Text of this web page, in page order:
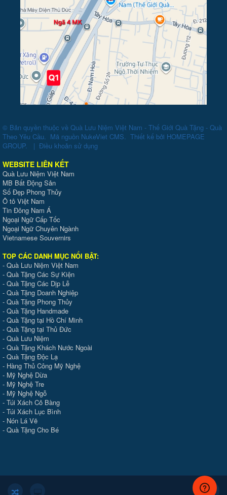
© Bản quyền thuộc về Quà Lưu Niệm Việt Nam - Thế Giới Quà Tặng - Quà
Theo Yêu Cầu. Mã nguồn NukeViet CMS. Thiết kế bởi HOMEPAGE
GROUP. | Điều khoản sử dụng
WEBSITE LIÊN KẾT
Quà Lưu Niệm Việt Nam
MB Bất Động Sản
Số Đẹp Phong Thủy
Ô tô Việt Nam
Tin Đông Nam Á
Ngoại Ngữ Cấp Tốc
Ngoại Ngữ Chuyên Ngành
Vietnamese Souvernirs
TOP CÁC DANH MỤC NỔI BẬT:
- Quà Lưu Niệm Việt Nam
- Quà Tặng Các Sự Kiện
- Quà Tặng Các Dịp Lễ
- Quà Tặng Doanh Nghiệp
- Quà Tặng Phong Thủy
- Quà Tặng Handmade
- Quà Tặng tại Hồ Chí Minh
- Quà Tặng tại Thủ Đức
- Quà Lưu Niệm
- Quà Tặng Khách Nước Ngoài
- Quà Tặng Độc Lạ
- Hàng Thủ Công Mỹ Nghệ
- Mỹ Nghệ Dừa
- Mỹ Nghệ Tre
- Mỹ Nghệ Ngỗ
- Túi Xách Cỏ Bàng
- Túi Xách Lục Bình
- Nón Lá Vẽ
- Quà Tặng Cho Bé